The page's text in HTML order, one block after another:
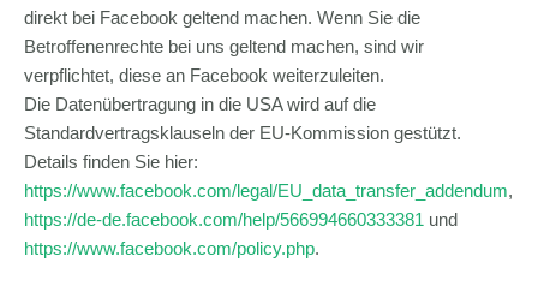
direkt bei Facebook geltend machen. Wenn Sie die
Betroffenenrechte bei uns geltend machen, sind wir
verpflichtet, diese an Facebook weiterzuleiten.
Die Datenübertragung in die USA wird auf die
Standardvertragsklauseln der EU-Kommission gestützt.
Details finden Sie hier:
https://www.facebook.com/legal/EU_data_transfer_addendum,
https://de-de.facebook.com/help/566994660333381 und
https://www.facebook.com/policy.php.